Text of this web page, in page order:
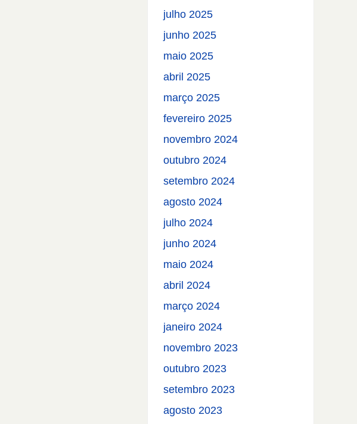
julho 2025
junho 2025
maio 2025
abril 2025
março 2025
fevereiro 2025
novembro 2024
outubro 2024
setembro 2024
agosto 2024
julho 2024
junho 2024
maio 2024
abril 2024
março 2024
janeiro 2024
novembro 2023
outubro 2023
setembro 2023
agosto 2023